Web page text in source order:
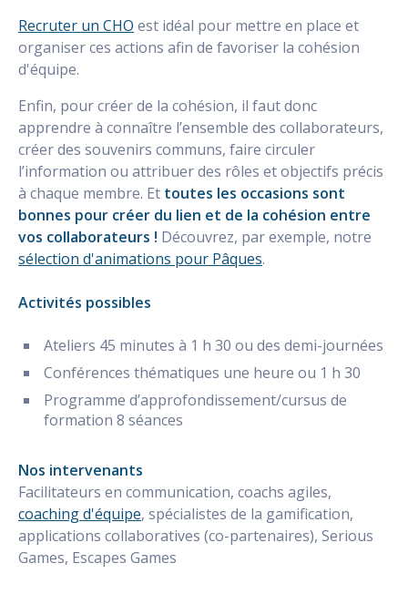
Recruter un CHO est idéal pour mettre en place et
organiser ces actions afin de favoriser la cohésion
d'équipe.
Enfin, pour créer de la cohésion, il faut donc
apprendre à connaître l’ensemble des collaborateurs,
créer des souvenirs communs, faire circuler
l’information ou attribuer des rôles et objectifs précis
à chaque membre. Et toutes les occasions sont
bonnes pour créer du lien et de la cohésion entre
vos collaborateurs ! Découvrez, par exemple, notre
sélection d'animations pour Pâques.
Activités possibles
Ateliers 45 minutes à 1 h 30 ou des demi-journées
Conférences thématiques une heure ou 1 h 30
Programme d’approfondissement/cursus de
formation 8 séances
Nos intervenants
Facilitateurs en communication, coachs agiles,
coaching d'équipe, spécialistes de la gamification,
applications collaboratives (co-partenaires), Serious
Games, Escapes Games